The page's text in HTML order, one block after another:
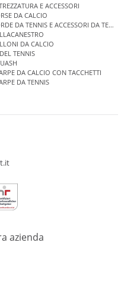
E ACCESSORI
DA CALCIO
DA TENNIS E ACCESSORI DA TENNIS
DA CALCIO
TENNIS
DA CALCIO CON TACCHETTI
DA TENNIS
azienda